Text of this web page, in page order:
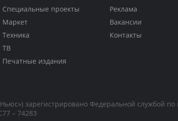
Специальные проекты
Маркет
Техника
ТВ
Печатные издания
Реклама
Вакансии
Контакты
зарегистрировано Федеральной службой
– 74283